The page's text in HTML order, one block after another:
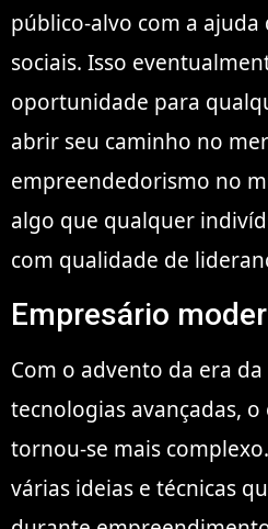
público-alvo com a ajuda
sociais. Isso
oportunidade para
abrir seu caminho no
empreendedorismo no
algo que qualquer
com qualidade de
Empresário
Com o advento da era
tecnologias avançadas,
tornou-se mais
várias ideias e técnicas